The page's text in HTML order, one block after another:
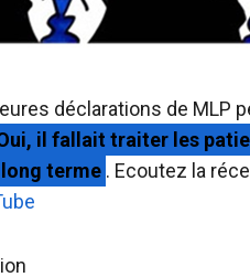
déclarations de MLP
il fallait traiter les
terme . Ecoutez la